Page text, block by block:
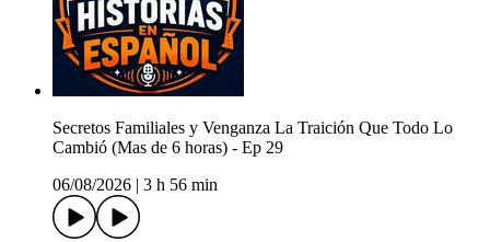
Secretos Familiales y Venganza La Traición Que Todo Lo
Cambió (Mas de 6 horas) - Ep 29
06/08/2026
3 h 56 min